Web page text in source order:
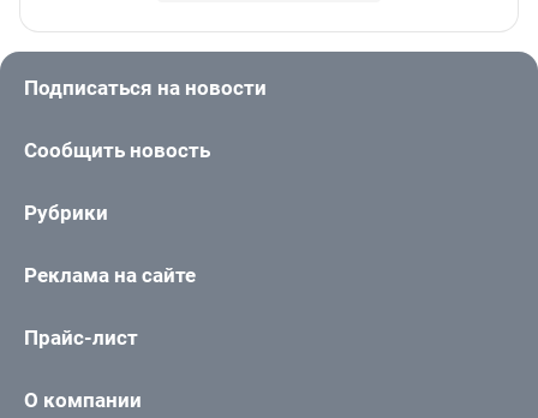
Подписаться на новости
Сообщить новость
Рубрики
Реклама на сайте
Прайс-лист
О компании